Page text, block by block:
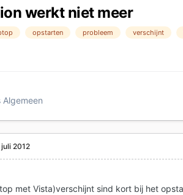
werkt niet meer
opstarten probleem verschijnt
Algemeen
juli 2012
met Vista)verschijnt sind kort bij het